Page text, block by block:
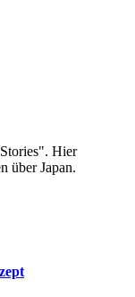
Hier
über Japan.